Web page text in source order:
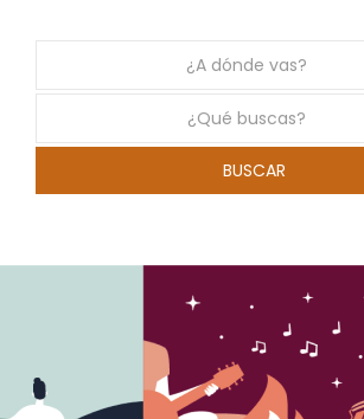
¿A dónde vas?
¿Qué buscas?